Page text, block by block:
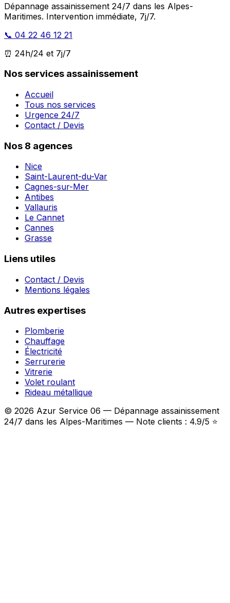
Dépannage assainissement 24/7 dans les Alpes-
Maritimes. Intervention immédiate, 7j/7.
📞 04 22 46 12 21
⏰ 24h/24 et 7j/7
Nos services assainissement
Accueil
Tous nos services
Urgence 24/7
Contact / Devis
Nos 8 agences
Nice
Saint-Laurent-du-Var
Cagnes-sur-Mer
Antibes
Vallauris
Le Cannet
Cannes
Grasse
Liens utiles
Contact / Devis
Mentions légales
Autres expertises
Plomberie
Chauffage
Électricité
Serrurerie
Vitrerie
Volet roulant
Rideau métallique
© 2026 Azur Service 06 — Dépannage assainissement
24/7 dans les Alpes-Maritimes — Note clients : 4.9/5 ⭐